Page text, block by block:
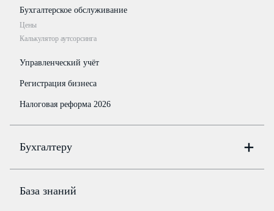
Бухгалтерское обслуживание
Цены
Калькулятор аутсорсинга
Управленческий учёт
Регистрация бизнеса
Налоговая реформа 2026
Бухгалтеру
Цены
База знаний